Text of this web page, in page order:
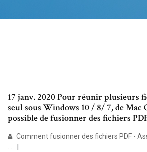
17 janv. 2020 Pour réunir plusieurs
seul sous Windows 10 / 8/ 7, de Mac
possible de fusionner des fichiers
Comment fusionner des fichiers PDF -
...